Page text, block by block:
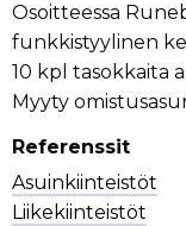
Osoitteessa
funkkistyylinen
10 kpl tasokkaita
Myyty
Referenssit
Asuinkiinteistöt
Liikekiinteistöt